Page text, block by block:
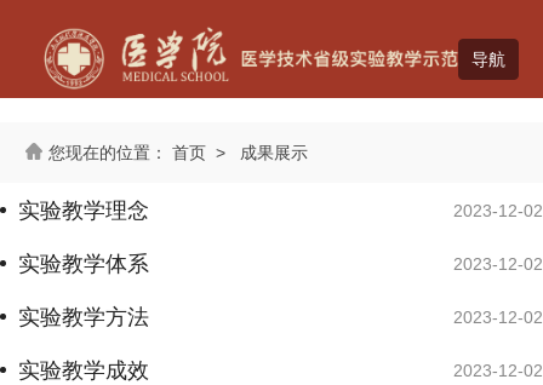
首页 > 成果展示
实验教学理念 2023-12-02
实验教学体系 2023-12-02
实验教学方法 2023-12-02
实验教学成效 2023-12-02